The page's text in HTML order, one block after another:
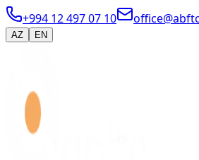
+994 12 497 07 10
AZ EN